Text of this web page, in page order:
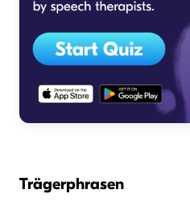
Trägerphrasen